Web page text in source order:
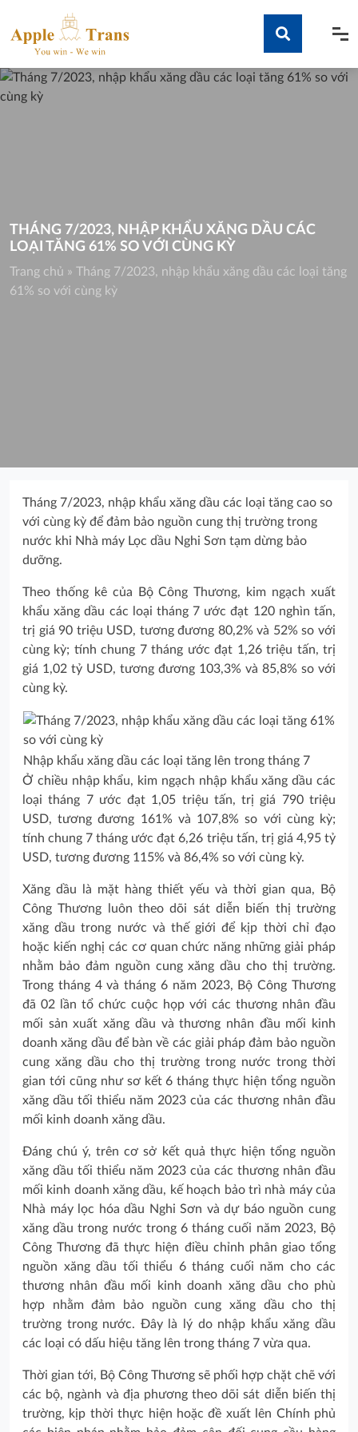
content
Tìm kiếm
THÁNG 7/2023, NHẬP KHẨU XĂNG DẦU CÁC
LOẠI TĂNG 61% SO VỚI CÙNG KỲ
Trang chủ » Tháng 7/2023, nhập khẩu xăng dầu các loại tăng
61% so với cùng kỳ
Tháng 7/2023, nhập khẩu xăng dầu các loại tăng cao so
với cùng kỳ để đảm bảo nguồn cung thị trường trong
nước khi Nhà máy Lọc dầu Nghi Sơn tạm dừng bảo
dưỡng.
Theo thống kê của Bộ Công Thương, kim ngạch xuất
khẩu xăng dầu các loại tháng 7 ước đạt 120 nghìn tấn,
trị giá 90 triệu USD, tương đương 80,2% và 52% so với
cùng kỳ; tính chung 7 tháng ước đạt 1,26 triệu tấn, trị
giá 1,02 tỷ USD, tương đương 103,3% và 85,8% so với
cùng kỳ.
Nhập khẩu xăng dầu các loại tăng lên trong tháng 7
Ở chiều nhập khẩu, kim ngạch nhập khẩu xăng dầu các
loại tháng 7 ước đạt 1,05 triệu tấn, trị giá 790 triệu
USD, tương đương 161% và 107,8% so với cùng kỳ;
tính chung 7 tháng ước đạt 6,26 triệu tấn, trị giá 4,95 tỷ
USD, tương đương 115% và 86,4% so với cùng kỳ.
Xăng dầu là mặt hàng thiết yếu và thời gian qua, Bộ
Công Thương luôn theo dõi sát diễn biến thị trường
xăng dầu trong nước và thế giới để kịp thời chỉ đạo
hoặc kiến nghị các cơ quan chức năng những giải pháp
nhằm bảo đảm nguồn cung xăng dầu cho thị trường.
Trong tháng 4 và tháng 6 năm 2023, Bộ Công Thương
đã 02 lần tổ chức cuộc họp với các thương nhân đầu
mối sản xuất xăng dầu và thương nhân đầu mối kinh
doanh xăng dầu để bàn về các giải pháp đảm bảo nguồn
cung xăng dầu cho thị trường trong nước trong thời
gian tới cũng như sơ kết 6 tháng thực hiện tổng nguồn
xăng dầu tối thiểu năm 2023 của các thương nhân đầu
mối kinh doanh xăng dầu.
Đáng chú ý, trên cơ sở kết quả thực hiện tổng nguồn
xăng dầu tối thiểu năm 2023 của các thương nhân đầu
mối kinh doanh xăng dầu, kế hoạch bảo trì nhà máy của
Nhà máy lọc hóa dầu Nghi Sơn và dự báo nguồn cung
xăng dầu trong nước trong 6 tháng cuối năm 2023, Bộ
Công Thương đã thực hiện điều chỉnh phân giao tổng
nguồn xăng dầu tối thiểu 6 tháng cuối năm cho các
thương nhân đầu mối kinh doanh xăng dầu cho phù
hợp nhằm đảm bảo nguồn cung xăng dầu cho thị
trường trong nước. Đây là lý do nhập khẩu xăng dầu
các loại có dấu hiệu tăng lên trong tháng 7 vừa qua.
Thời gian tới, Bộ Công Thương sẽ phối hợp chặt chẽ với
các bộ, ngành và địa phương theo dõi sát diễn biến thị
trường, kịp thời thực hiện hoặc đề xuất lên Chính phủ